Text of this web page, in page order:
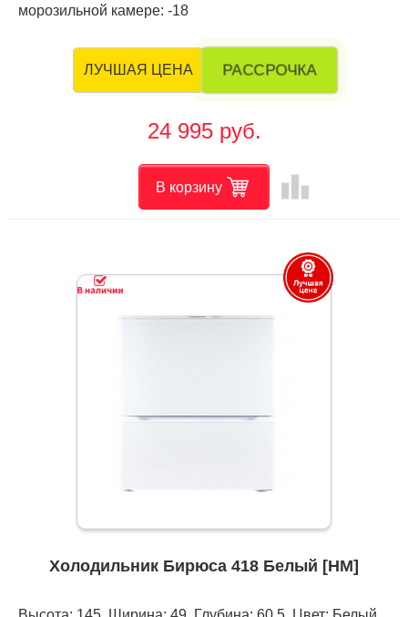
морозильной камере: -18
ЛУЧШАЯ ЦЕНА РАССРОЧКА
24 995 руб.
В корзину leaderboard
Холодильник Бирюса 418 Белый [НМ]